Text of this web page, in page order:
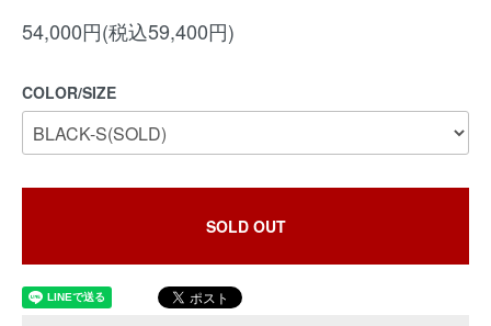
54,000円(税込59,400円)
COLOR/SIZE
SOLD OUT